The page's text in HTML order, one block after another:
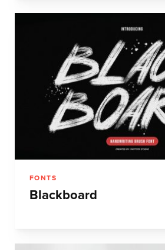
FONTS
Blackboard